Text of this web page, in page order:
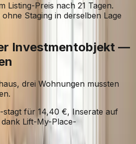
Listing-Preis nach 21 Tagen.
Staging in derselben Lage
Investmentobjekt —
drei Wohnungen mussten
stagt für 14,40 €, Inserate auf
Lift-My-Place-